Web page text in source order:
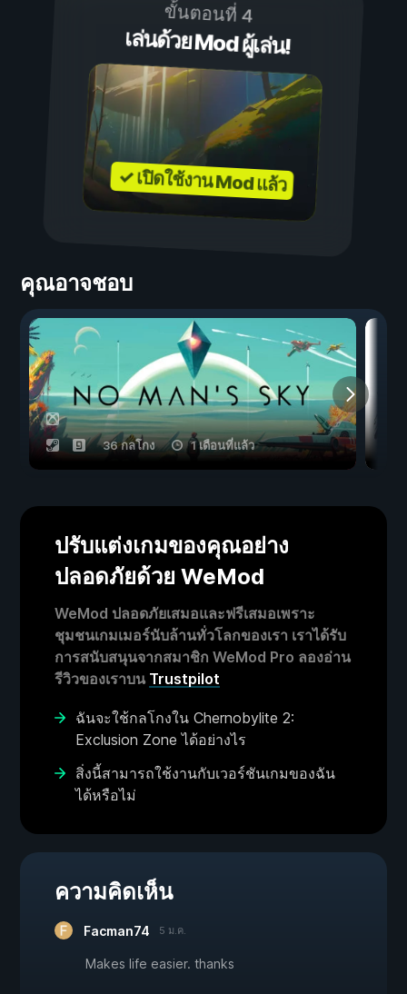
ขั้นตอนที่ 4
เล่นด้วย Mod ผู้เล่น!
✓ เปิดใช้งาน Mod แล้ว
คุณอาจชอบ
36 กลโกง 1 เดือนที่แล้ว
ปรับแต่งเกมของคุณอย่าง
ปลอดภัยด้วย WeMod
WeMod ปลอดภัยเสมอและฟรีเสมอเพราะ
ชุมชนเกมเมอร์นับล้านทั่วโลกของเรา เราได้รับ
การสนับสนุนจากสมาชิก WeMod Pro ลองอ่าน
รีวิวของเราบน Trustpilot
ฉันจะใช้กลโกงใน Chernobylite 2:
Exclusion Zone ได้อย่างไร
สิ่งนี้สามารถใช้งานกับเวอร์ชันเกมของฉัน
ได้หรือไม่
ความคิดเห็น
Facman74 5 ม.ค.
Makes life easier. thanks